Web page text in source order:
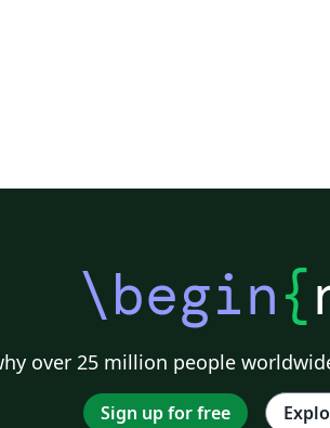
\begin{
over 25 million people
Sign up for free